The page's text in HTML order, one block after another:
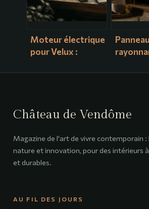
Moteur électrique
pour Velux :
l’erreur de
Panneau
Château de Vendôme
Magazine de l'art de vivre contemporain :
nature et innovation, pour des intérieurs
et durables.
AU FIL DES JOURS